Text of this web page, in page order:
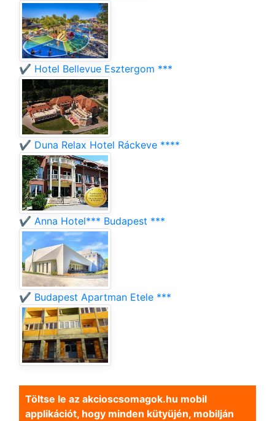
✔️ Hotel Bellevue Esztergom ***
✔️ Duna Relax Hotel Ráckeve ****
✔️ Anna Hotel*** Budapest ***
✔️ Budapest Apartman Etele ***
Töltse le az akcioscsomagok.hu mobil
applikációt, hogy minden kütyüjén, mobilján